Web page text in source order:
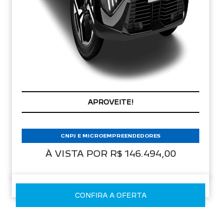
APROVEITE!
À VISTA POR R$ 146.494,00
CNPJ E MICROEMPREENDEDORES
CONFIRA A OFERTA